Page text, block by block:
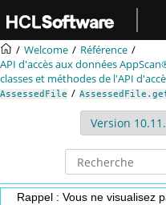
Aller au contenu principal
Welcome
Référence
API d'accès aux données
classes et méthodes de l'API
AssessedFile
Rappel : Vous ne visualisez